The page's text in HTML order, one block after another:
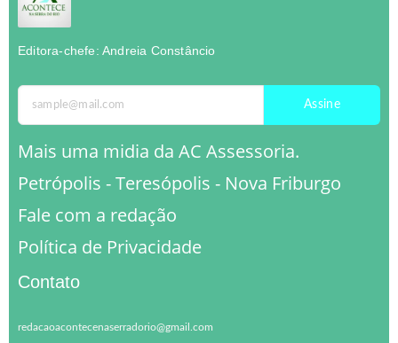
Editora-chefe: Andreia Constâncio
Assine
Mais uma midia da AC Assessoria.
Petrópolis - Teresópolis - Nova Friburgo
Fale com a redação
Política de Privacidade
Contato
redacaoacontecenaserradorio@gmail.com